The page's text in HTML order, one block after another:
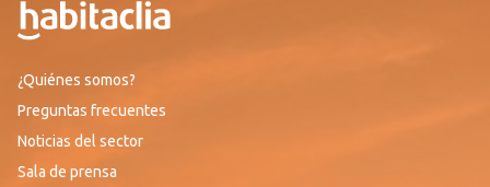
¿Quiénes somos?
Preguntas frecuentes
Noticias del sector
Sala de prensa